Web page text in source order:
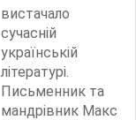
вистачало
сучасній
українській
літературі.
Письменник та
мандрівник Макс